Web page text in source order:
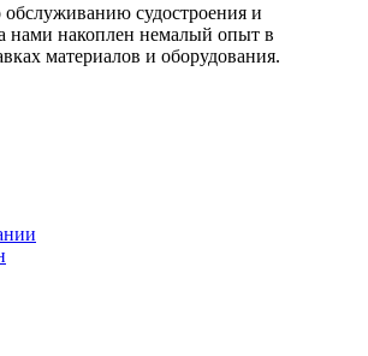
обслуживанию судостроения и
нами накоплен немалый опыт в
материалов и оборудования.